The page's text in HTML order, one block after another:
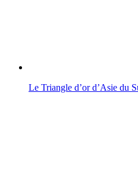
Le Triangle d’or d’Asie du